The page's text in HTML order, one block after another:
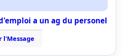
a un ag du personel
l'Message